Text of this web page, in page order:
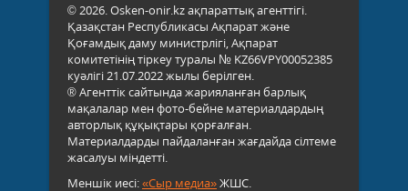
© 2026. Osken-onir.kz ақпараттық агенттігі.
Қазақстан Республикасы Ақпарат және
Қоғамдық даму министрлігі, Ақпарат
комитетінің тіркеу туралы № KZ66VPY00052385
куәлігі 21.07.2022 жылы берілген.
® Агенттік сайтында жарияланған барлық
мақалалар мен фото-бейне материалдардың
авторлық құқықтары қорғалған.
Материалдарды пайдаланған жағдайда сілтеме
жасалуы міндетті.
Меншік иесі:«Сыр медиа»ЖШС.